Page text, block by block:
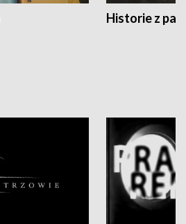
Historie z